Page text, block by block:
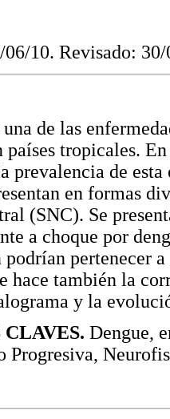
10. Revisado:
de las
países tropicales.
prevalencia de
en formas
(SNC). Se
a choque por
podrían pertenecer
hace también la
y la
Dengue,
Progresiva,